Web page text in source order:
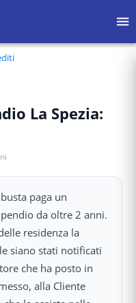
La Spezia:
paga un
da oltre 2 anni.
residenza la
siano stati notificati
che ha posto in
alla Cliente